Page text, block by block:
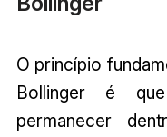
O princípio
Bollinger é
permanecer